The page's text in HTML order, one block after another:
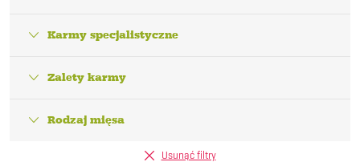
Karmy specjalistyczne
Zalety karmy
Rodzaj mięsa
Usunąć filtry